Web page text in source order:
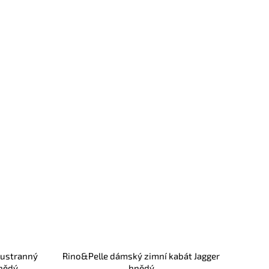
Rino&Pelle dámský zimní kabát Jagger